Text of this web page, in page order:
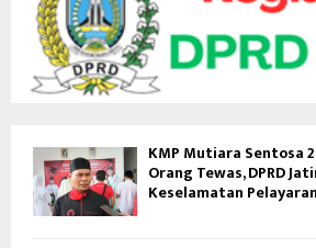
KMP Mutiara Sentosa
Orang Tewas, DPRD
Keselamatan Pelayaran